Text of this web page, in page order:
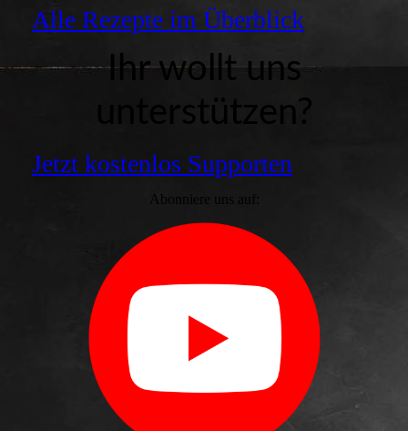
Alle Rezepte im Überblick
Ihr wollt uns
unterstützen?
Jetzt kostenlos Supporten
Abonniere uns auf: